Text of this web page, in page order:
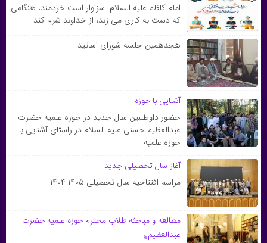
امام کاظم علیه السلام: سزاوار است خردمند، هنگامى
که دست به کارى مى زند، از خداوند شرم کند
هجدهمین جلسه شورای اساتید
آشنایی با حوزه
حضور داوطلبین سال جدید در حوزه علمیه حضرت
عبدالعظیم حسنی علیه السلام در راستای آشنایی با
حوزه علمیه
آغاز سال تحصیلی جدید
مراسم افتتاحیه سال تحصیلی ۱۴۰۵-۱۴۰۴
مطالعه و مباحثه طلاب محترم حوزه علمیه حضرت
عبدالعظیم؏